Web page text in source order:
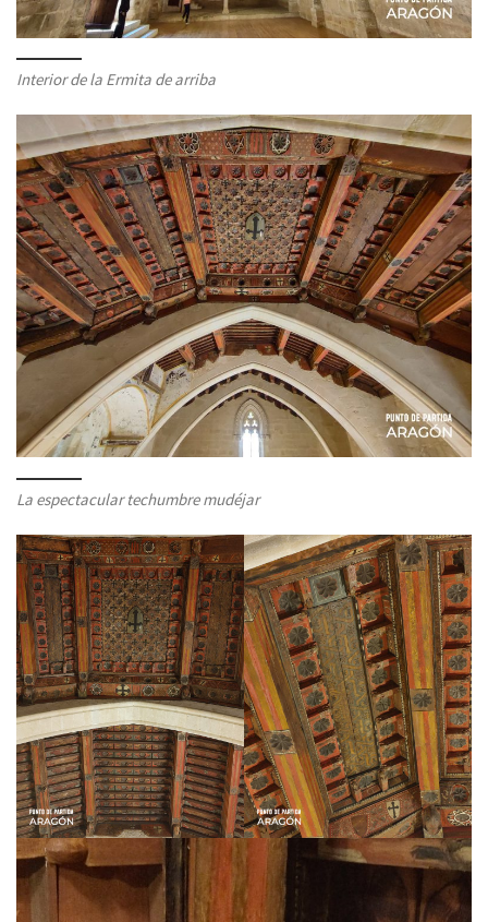
Interior de la Ermita de arriba
La espectacular techumbre mudéjar